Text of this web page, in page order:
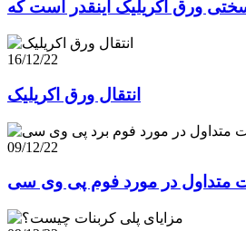
16/12/22
انتقال ورق اکریلیک
09/12/22